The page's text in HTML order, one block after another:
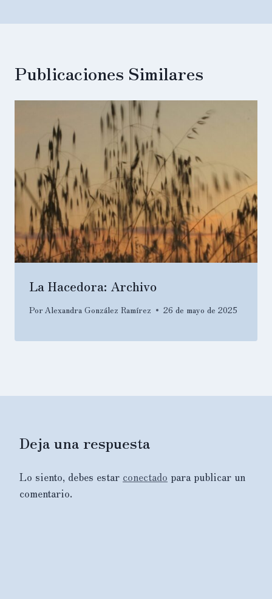
Publicaciones Similares
La Hacedora: Archivo
Por Alexandra González Ramírez 26 de mayo de 2025
Deja una respuesta
Lo siento, debes estar conectado para publicar un
comentario.